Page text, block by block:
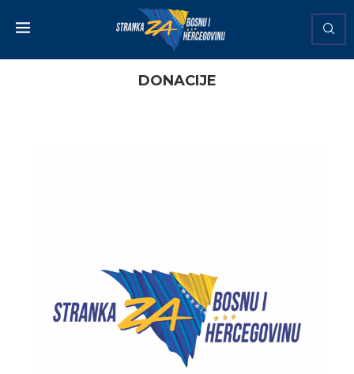
DONACIJE